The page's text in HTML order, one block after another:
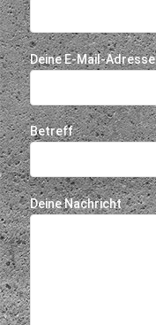
Deine E-Mail-Adresse
Betreff
Deine Nachricht